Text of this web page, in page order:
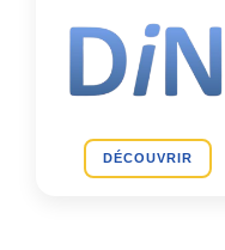
DÉCOUVRIR